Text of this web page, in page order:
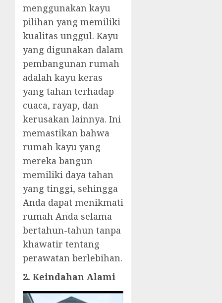
menggunakan kayu
pilihan yang memiliki
kualitas unggul. Kayu
yang digunakan dalam
pembangunan rumah
adalah kayu keras
yang tahan terhadap
cuaca, rayap, dan
kerusakan lainnya. Ini
memastikan bahwa
rumah kayu yang
mereka bangun
memiliki daya tahan
yang tinggi, sehingga
Anda dapat menikmati
rumah Anda selama
bertahun-tahun tanpa
khawatir tentang
perawatan berlebihan.
2. Keindahan Alami